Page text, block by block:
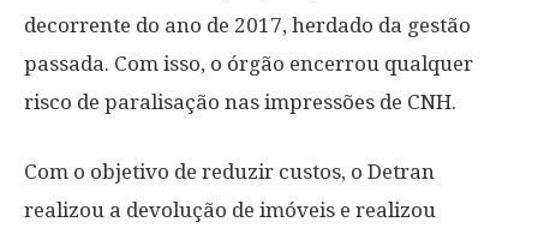
decorrente do ano de 2017, herdado da gestão
passada. Com isso, o órgão encerrou qualquer
risco de paralisação nas impressões de CNH.
Com o objetivo de reduzir custos, o Detran
realizou a devolução de imóveis e realizou